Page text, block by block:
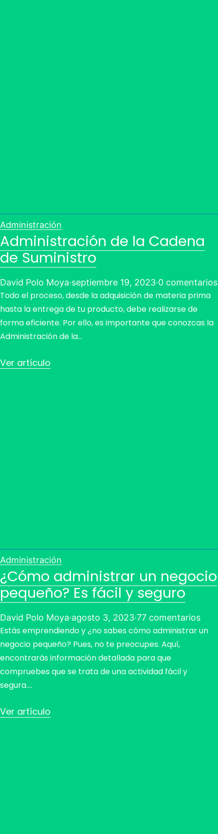
Administración
Administración de la Cadena
de Suministro
David Polo Moya·septiembre 19, 2023·0 comentarios
Todo el proceso, desde la adquisición de materia prima
hasta la entrega de tu producto, debe realizarse de
forma eficiente. Por ello, es importante que conozcas la
Administración de la…
Ver artículo
Administración
¿Cómo administrar un negocio
pequeño? Es fácil y seguro
David Polo Moya·agosto 3, 2023·77 comentarios
Estás emprendiendo y ¿no sabes cómo administrar un
negocio pequeño? Pues, no te preocupes. Aquí,
encontrarás información detallada para que
compruebes que se trata de una actividad fácil y
segura….
Ver artículo